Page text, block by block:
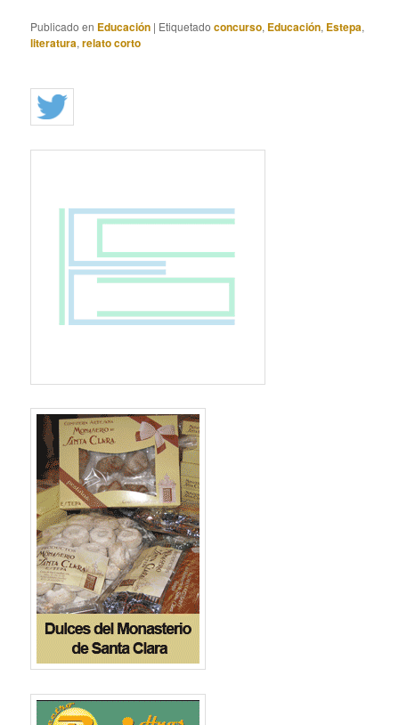
Publicado en Educación | Etiquetado concurso, Educación, Estepa,
literatura,relato corto